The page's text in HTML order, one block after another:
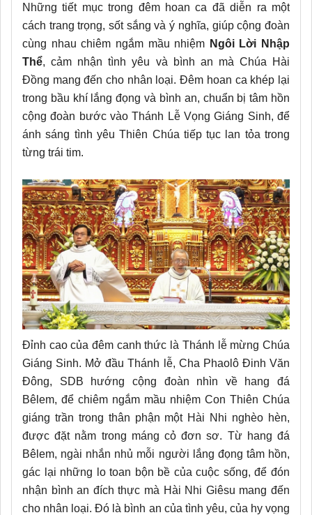
Những tiết mục trong đêm hoan ca đã diễn ra một
cách trang trọng, sốt sắng và ý nghĩa, giúp cộng đoàn
cùng nhau chiêm ngắm mầu nhiệm Ngôi Lời Nhập
Thể, cảm nhận tình yêu và bình an mà Chúa Hài
Đồng mang đến cho nhân loại. Đêm hoan ca khép lại
trong bầu khí lắng đọng và bình an, chuẩn bị tâm hồn
cộng đoàn bước vào Thánh Lễ Vọng Giáng Sinh, để
ánh sáng tình yêu Thiên Chúa tiếp tục lan tỏa trong
từng trái tim.
Đỉnh cao của đêm canh thức là Thánh lễ mừng Chúa
Giáng Sinh. Mở đầu Thánh lễ, Cha Phaolô Đinh Văn
Đông, SDB hướng cộng đoàn nhìn về hang đá
Bêlem, để chiêm ngắm mầu nhiệm Con Thiên Chúa
giáng trần trong thân phận một Hài Nhi nghèo hèn,
được đặt nằm trong máng cỏ đơn sơ. Từ hang đá
Bêlem, ngài nhắn nhủ mỗi người lắng đọng tâm hồn,
gác lại những lo toan bộn bề của cuộc sống, để đón
nhận bình an đích thực mà Hài Nhi Giêsu mang đến
cho nhân loại. Đó là bình an của tình yêu, của hy vọng